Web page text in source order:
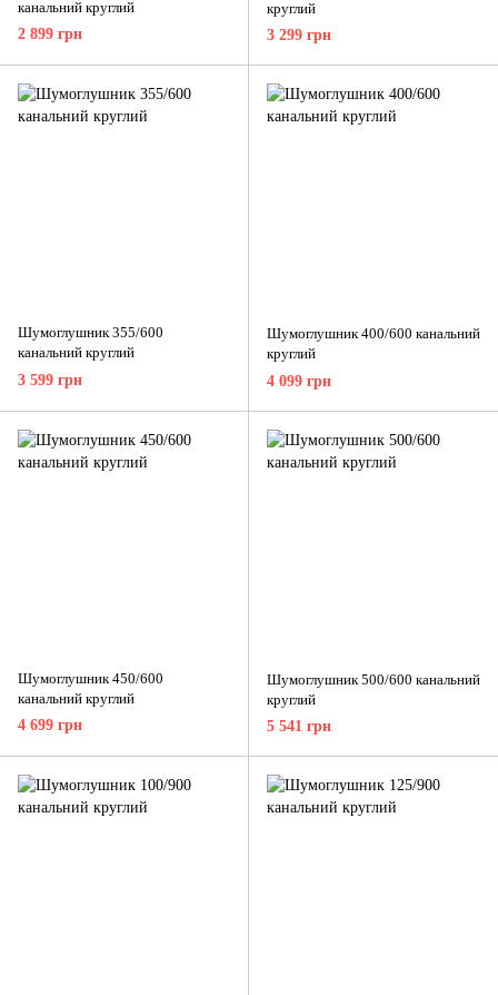
канальний круглий
2 899 грн
круглий
3 299 грн
Шумоглушник 355/600
канальний круглий
3 599 грн
Шумоглушник 400/600 канальний
круглий
4 099 грн
Шумоглушник 450/600
канальний круглий
4 699 грн
Шумоглушник 500/600 канальний
круглий
5 541 грн